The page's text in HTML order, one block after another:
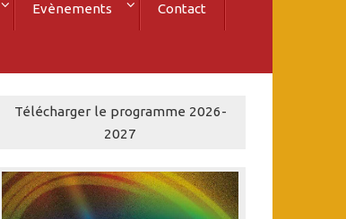
Evènements Contact
Télécharger le programme 2026-
2027